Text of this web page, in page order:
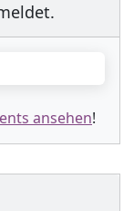
ansehen!